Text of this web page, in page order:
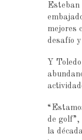
Esteban
mejores
desafío
Y
de golf”,
la